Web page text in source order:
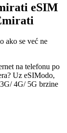
eSIM
ako se već ne
na telefonu po
Uz eSIModo,
4G/ 5G brzine